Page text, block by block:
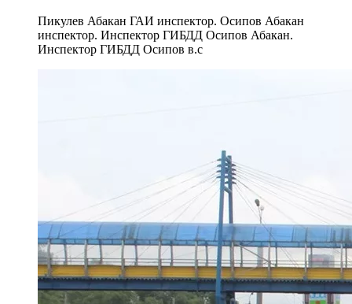
Пикулев Абакан ГАИ инспектор. Осипов Абакан
инспектор. Инспектор ГИБДД Осипов Абакан.
Инспектор ГИБДД Осипов в.с